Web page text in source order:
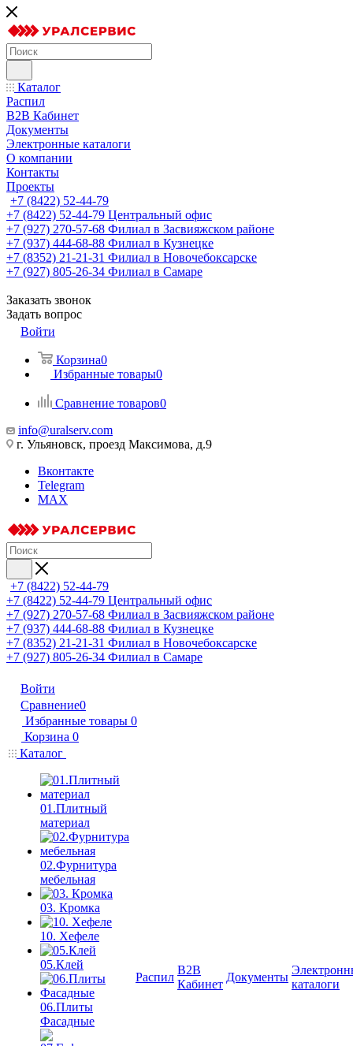
Каталог
Распил
B2B Кабинет
Документы
Электронные каталоги
О компании
Контакты
Проекты
+7 (8422) 52-44-79
+7 (8422) 52-44-79 Центральный офис
+7 (927) 270-57-68 Филиал в Засвияжском районе
+7 (937) 444-68-88 Филиал в Кузнецке
+7 (8352) 21-21-31 Филиал в Новочебоксарске
+7 (927) 805-26-34 Филиал в Самаре
Заказать звонок
Задать вопрос
Войти
Корзина0
Избранные товары0
Сравнение товаров0
info@uralserv.com
г. Ульяновск, проезд Максимова, д.9
Вконтакте
Telegram
MAX
+7 (8422) 52-44-79
+7 (8422) 52-44-79 Центральный офис
+7 (927) 270-57-68 Филиал в Засвияжском районе
+7 (937) 444-68-88 Филиал в Кузнецке
+7 (8352) 21-21-31 Филиал в Новочебоксарске
+7 (927) 805-26-34 Филиал в Самаре
Войти
Сравнение0
Избранные товары 0
Корзина 0
Каталог
01.Плитный
материал
02.Фурнитура
мебельная
03. Кромка
10. Хефеле
05.Клей
06.Плиты
Фасадные
Распил
B2B
Кабинет
Документы
каталоги